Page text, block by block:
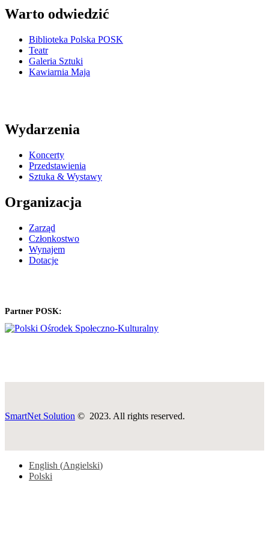
Warto odwiedzić
Biblioteka Polska POSK
Teatr
Galeria Sztuki
Kawiarnia Maja
Wydarzenia
Koncerty
Przedstawienia
Sztuka & Wystawy
Organizacja
Zarząd
Członkostwo
Wynajem
Dotacje
Partner POSK:
SmartNet Solution © 2023. All rights reserved.
English (Angielski)
Polski